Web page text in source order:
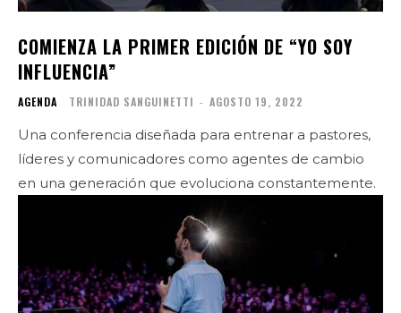
COMIENZA LA PRIMER EDICIÓN DE “YO SOY
INFLUENCIA”
AGENDA TRINIDAD SANGUINETTI - AGOSTO 19, 2022
Una conferencia diseñada para entrenar a pastores,
líderes y comunicadores como agentes de cambio
en una generación que evoluciona constantemente.